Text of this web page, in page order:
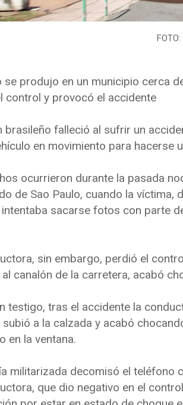
se produjo en un municipio cerca
control y provocó el accidente
brasileño falleció al sufrir un
en movimiento para hacerse
ocurrieron durante la pasada
de Sao Paulo, cuando la víctima,
sacarse fotos con parte
sin embargo, perdió el
canalón de la carretera, acabó
testigo, tras el accidente la
subió a la calzada y acabó
en la ventana.
militarizada decomisó el teléfono
que dio negativo en el